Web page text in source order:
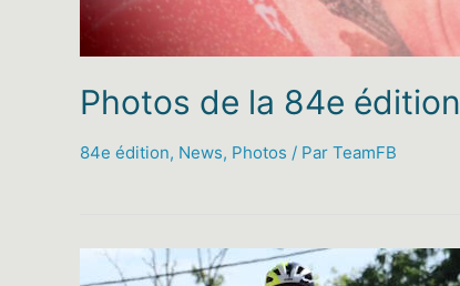
Photos de la 84e édition
84e édition, News, Photos / Par TeamFB